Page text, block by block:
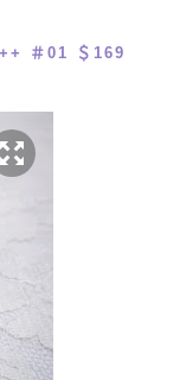
＃01 ＄169